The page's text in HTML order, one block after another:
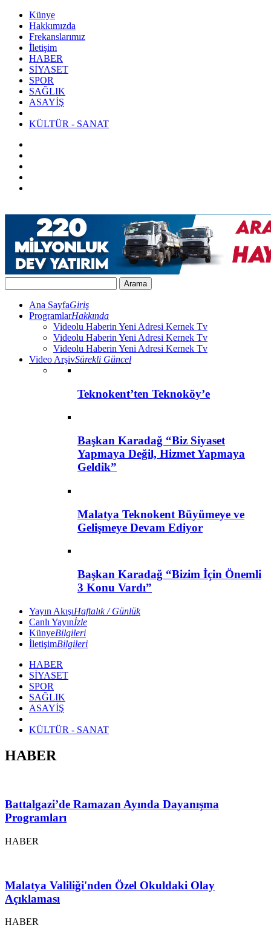
Künye
Hakkımızda
Frekanslarımız
İletişim
HABER
SİYASET
SPOR
SAĞLIK
ASAYİŞ
KÜLTÜR - SANAT
Ana SayfaGiriş
ProgramlarHakkında
Videolu Haberin Yeni Adresi Kernek Tv
Videolu Haberin Yeni Adresi Kernek Tv
Videolu Haberin Yeni Adresi Kernek Tv
Video ArşivSürekli Güncel
Teknokent’ten Teknoköy’e
Başkan Karadağ “Biz Siyaset
Yapmaya Değil, Hizmet Yapmaya
Geldik”
Malatya Teknokent Büyümeye ve
Gelişmeye Devam Ediyor
Başkan Karadağ “Bizim İçin Önemli
3 Konu Vardı”
Yayın AkışıHaftalık / Günlük
Canlı Yayınİzle
KünyeBilgileri
İletişimBilgileri
HABER
SİYASET
SPOR
SAĞLIK
ASAYİŞ
KÜLTÜR - SANAT
HABER
Battalgazi’de Ramazan Ayında Dayanışma
Programları
HABER
Malatya Valiliği'nden Özel Okuldaki Olay
Açıklaması
HABER